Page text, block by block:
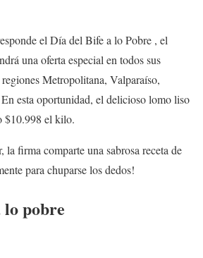
el Día del Bife a lo Pobre , el
una oferta especial en todos sus
Metropolitana, Valparaíso,
esta oportunidad, el delicioso lomo liso
$10.998 el kilo.
la firma comparte una sabrosa receta de
para chuparse los dedos!
lo pobre